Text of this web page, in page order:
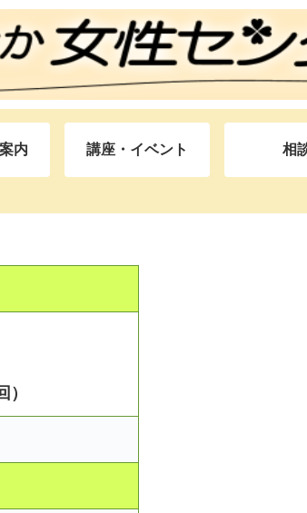
内 講座・イベント 相